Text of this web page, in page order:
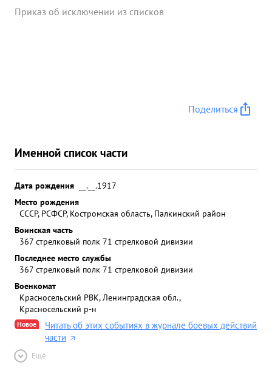
Приказ об исключении из списков
Поделиться
Именной список части
Дата рождения
__.__.1917
Место рождения
СССР, РСФСР, Костромская область, Палкинский район
Воинская часть
367 стрелковый полк 71 стрелковой дивизии
Последнее место службы
367 стрелковый полк 71 стрелковой дивизии
Военкомат
Красносельский РВК, Ленинградская обл.,
Красносельский р-н
Новое
Читать об этих событиях в журнале боевых действий
части
Ещё